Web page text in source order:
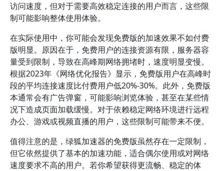
访问速度，但对于需要高效稳定连接的用户而言，这些限
制可能影响整体使用体验。
在实际使用中，你可能会发现免费版的加速效果不如付费
版明显。原因在于，免费用户的连接资源有限，服务器容
量受到限制，导致在高峰期网络拥堵时，速度明显变慢。
根据2023年《网络优化报告》显示，免费版用户在高峰时
段的平均连接速度比付费用户低20%-30%。此外，免费版
本通常会有广告弹窗，可能影响浏览体验，甚至在某些情
况下造成页面加载缓慢。对于依赖稳定网络环境进行远程
办公、游戏或视频直播的用户，这些限制可能带来不便。
值得注意的是，绿狐加速器的免费版虽然存在一定限制，
但它依然提供了基本的加速功能，适合偶尔使用或对网络
速度要求不高的用户。若你希望获得更流畅、稳定的体